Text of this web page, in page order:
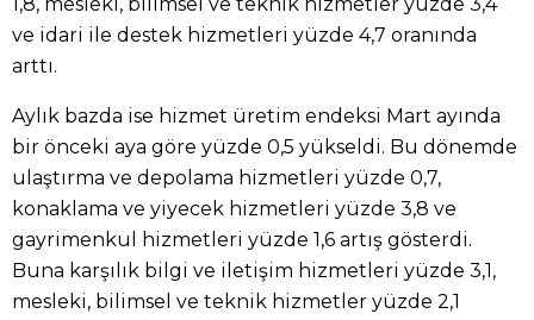
1,8, mesleki, bilimsel ve teknik hizmetler yüzde 3,4
ve idari ile destek hizmetleri yüzde 4,7 oranında
arttı.
Aylık bazda ise hizmet üretim endeksi Mart ayında
bir önceki aya göre yüzde 0,5 yükseldi. Bu dönemde
ulaştırma ve depolama hizmetleri yüzde 0,7,
konaklama ve yiyecek hizmetleri yüzde 3,8 ve
gayrimenkul hizmetleri yüzde 1,6 artış gösterdi.
Buna karşılık bilgi ve iletişim hizmetleri yüzde 3,1,
mesleki, bilimsel ve teknik hizmetler yüzde 2,1